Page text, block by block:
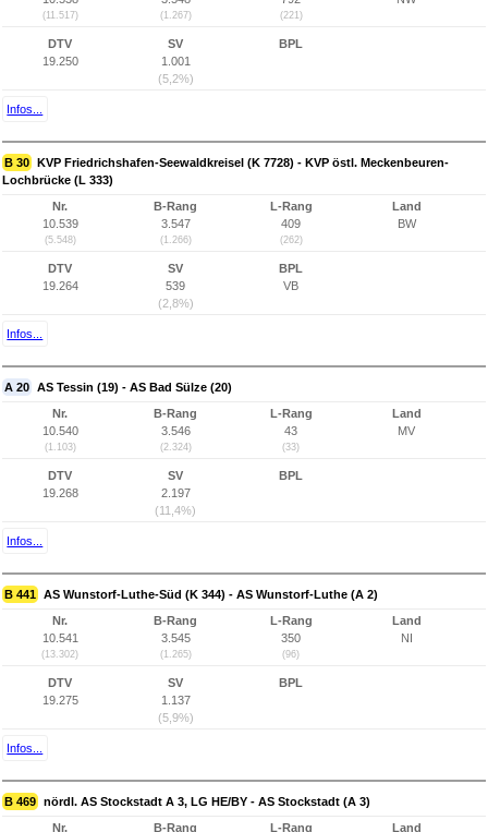
(11.517) (1.267) (221)
DTV
19.250
SV
1.001
(5,2%)
BPL
Infos...
B 30 KVP Friedrichshafen-Seewaldkreisel (K 7728) - KVP östl. Meckenbeuren-
Lochbrücke (L 333)
Nr.
10.539
(5.548)
B-Rang
3.547
(1.266)
L-Rang
409
(262)
Land
BW
DTV
19.264
SV
539
(2,8%)
BPL
VB
Infos...
A 20 AS Tessin (19) - AS Bad Sülze (20)
Nr.
10.540
(1.103)
B-Rang
3.546
(2.324)
L-Rang
43
(33)
Land
MV
DTV
19.268
SV
2.197
(11,4%)
BPL
Infos...
B 441 AS Wunstorf-Luthe-Süd (K 344) - AS Wunstorf-Luthe (A 2)
Nr.
10.541
(13.302)
B-Rang
3.545
(1.265)
L-Rang
350
(96)
Land
NI
DTV
19.275
SV
1.137
(5,9%)
BPL
Infos...
B 469 nördl. AS Stockstadt A 3, LG HE/BY - AS Stockstadt (A 3)
Nr.
B-Rang
L-Rang
Land